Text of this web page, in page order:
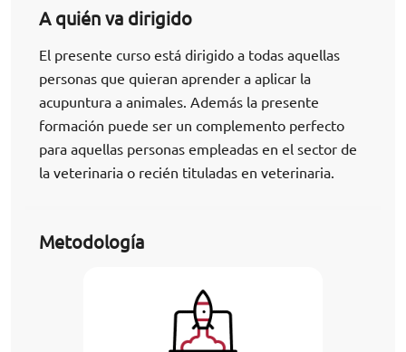
A quién va dirigido
El presente curso está dirigido a todas aquellas
personas que quieran aprender a aplicar la
acupuntura a animales. Además la presente
formación puede ser un complemento perfecto
para aquellas personas empleadas en el sector de
la veterinaria o recién tituladas en veterinaria.
Metodología